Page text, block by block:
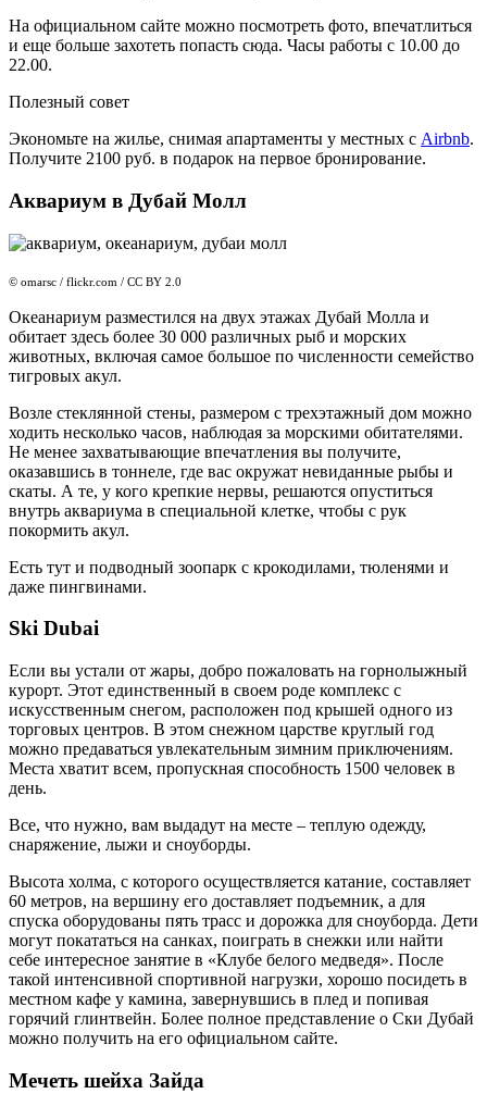
На официальном сайте можно посмотреть фото, впечатлиться
и еще больше захотеть попасть сюда. Часы работы с 10.00 до
22.00.
Полезный совет
Экономьте на жилье, снимая апартаменты у местных с Airbnb.
Получите 2100 руб. в подарок на первое бронирование.
Аквариум в Дубай Молл
© omarsc / flickr.com / CC BY 2.0
Океанариум разместился на двух этажах Дубай Молла и
обитает здесь более 30 000 различных рыб и морских
животных, включая самое большое по численности семейство
тигровых акул.
Возле стеклянной стены, размером с трехэтажный дом можно
ходить несколько часов, наблюдая за морскими обитателями.
Не менее захватывающие впечатления вы получите,
оказавшись в тоннеле, где вас окружат невиданные рыбы и
скаты. А те, у кого крепкие нервы, решаются опуститься
внутрь аквариума в специальной клетке, чтобы с рук
покормить акул.
Есть тут и подводный зоопарк с крокодилами, тюленями и
даже пингвинами.
Ski Dubai
Если вы устали от жары, добро пожаловать на горнолыжный
курорт. Этот единственный в своем роде комплекс с
искусственным снегом, расположен под крышей одного из
торговых центров. В этом снежном царстве круглый год
можно предаваться увлекательным зимним приключениям.
Места хватит всем, пропускная способность 1500 человек в
день.
Все, что нужно, вам выдадут на месте – теплую одежду,
снаряжение, лыжи и сноуборды.
Высота холма, с которого осуществляется катание, составляет
60 метров, на вершину его доставляет подъемник, а для
спуска оборудованы пять трасс и дорожка для сноуборда. Дети
могут покататься на санках, поиграть в снежки или найти
себе интересное занятие в «Клубе белого медведя». После
такой интенсивной спортивной нагрузки, хорошо посидеть в
местном кафе у камина, завернувшись в плед и попивая
горячий глинтвейн. Более полное представление о Ски Дубай
можно получить на его официальном сайте.
Мечеть шейха Зайда